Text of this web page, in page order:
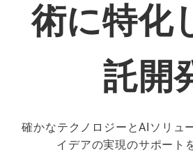
術に特化
託開
確かなテクノロジーとAIソリュ
イデアの実現のサポート